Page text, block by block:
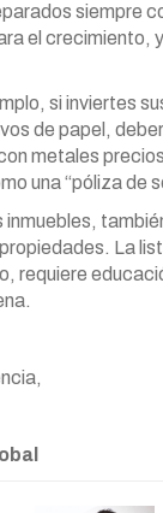
siempre
el crecimiento,
si inviertes
de papel,
metales
una “póliza de
La
requiere